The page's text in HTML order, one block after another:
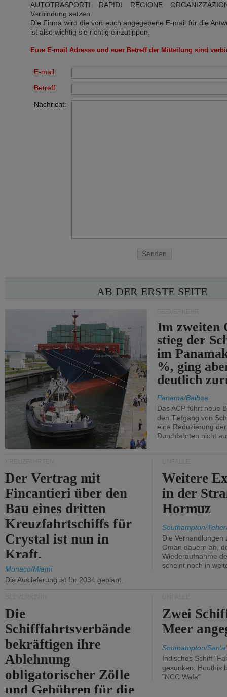
AUTOTRASPORTI RAPIDI REGIONE
Verbindung setzen.
Die Firma wird die von euch angegebene E-mail für die
ist also wichtig sie richtig einzutippen.
Eure E-mail Adresse und euer Betreff der Mitteilung sind
E-mail:
Betreff:
Nachricht:
Senden
AB DER ERSTE SEITE
Im zweiten
stieg der
im
%, ging
deutlich
Panama/Balboa
Das ACP führt neue
den Tiefgang von
eine Reduzierung
Durchfahrten nicht
Der Vertrag mit
Fincantieri über den
Bau eines dritten
Kreuzfahrtschiffs für
Crystal ist nun in
Kraft.
Monaco/Miami
Die Auslieferung ist für 2034 geplant.
Weitere
in der
Hormuz
Southampton/
Die Verhandlungen
Oman dauern an,
Wiederaufnahme
scheint noch in
Die
Schifffahrtsverbände
bekräftigen ihre
Ablehnung
obligatorischer Zölle
und Gebühren für die
Zwei
Meer
Southampton/
Indisches Schiff
gesunken, Houthis
"NCC Wafa"